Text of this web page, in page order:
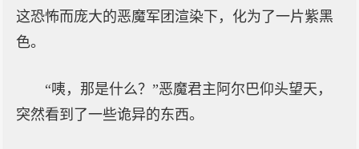
这恐怖而庞大的恶魔军团渲染下，化为了一片紫黑
色。
“咦，那是什么？”恶魔君主阿尔巴仰头望天，
突然看到了一些诡异的东西。